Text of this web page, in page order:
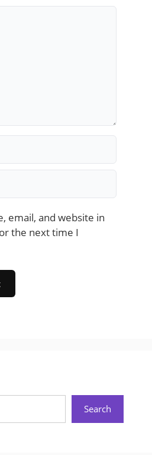
email, and website in
the next time I
Search